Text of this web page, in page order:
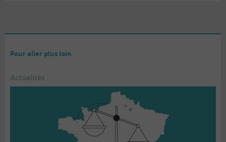
Pour aller plus loin
Actualités